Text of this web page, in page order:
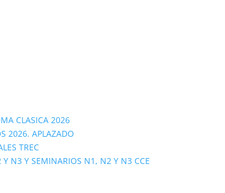
CLASICA 2026
2026. APLAZADO
TREC
N3 Y SEMINARIOS N1, N2 Y N3 CCE